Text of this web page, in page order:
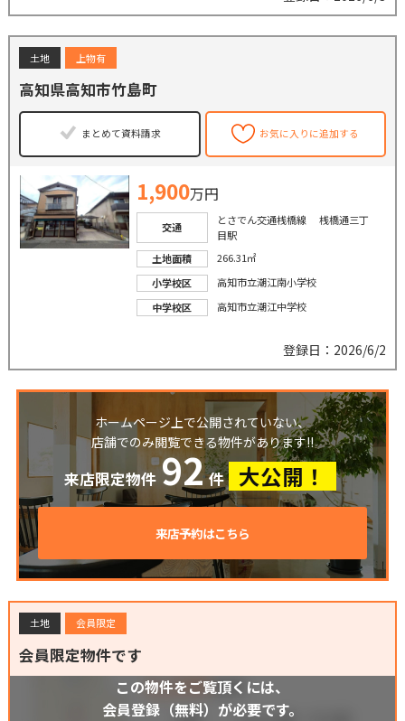
土地 上物有
高知県高知市竹島町
まとめて資料請求 お気に入りに追加する
1,900万円
交通
とさでん交通桟橋線 桟橋通三丁
目駅
土地面積
266.31㎡
小学校区
高知市立潮江南小学校
中学校区
高知市立潮江中学校
登録日：2026/6/2
ホームページ上で公開されていない、
店舗でのみ閲覧できる物件があります!!
来店限定物件 92 件 大公開！
来店予約はこちら
土地 会員限定
会員限定物件です
この物件をご覧頂くには、
会員登録（無料）が必要です。